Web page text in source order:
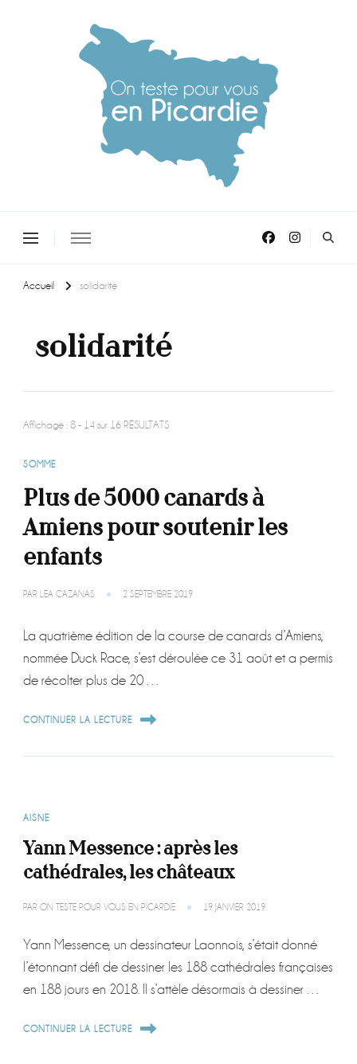
Accueil solidarité
solidarité
Affichage : 8 - 14 sur 16 RÉSULTATS
SOMME
Plus de 5000 canards à
Amiens pour soutenir les
enfants
PAR LÉA CAZANAS 2 SEPTEMBRE 2019
La quatrième édition de la course de canards d’Amiens,
nommée Duck Race, s’est déroulée ce 31 août et a permis
de récolter plus de 20 …
CONTINUER LA LECTURE
AISNE
Yann Messence : après les
cathédrales, les châteaux
PAR ON TESTE POUR VOUS EN PICARDIE 19 JANVIER 2019
Yann Messence, un dessinateur Laonnois, s’était donné
l’étonnant défi de dessiner les 188 cathédrales françaises
en 188 jours en 2018. Il s’attèle désormais à dessiner …
CONTINUER LA LECTURE